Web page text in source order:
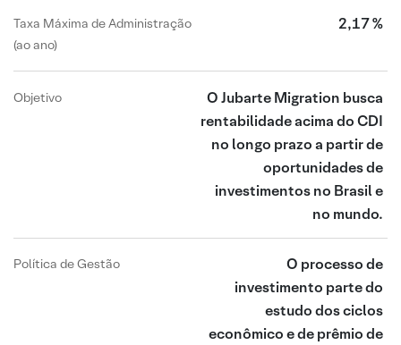
Taxa Máxima de Administração
(ao ano)
2,17 %
Objetivo
O Jubarte Migration busca
rentabilidade acima do CDI
no longo prazo a partir de
oportunidades de
investimentos no Brasil e
no mundo.
Política de Gestão
O processo de
investimento parte do
estudo dos ciclos
econômico e de prêmio de